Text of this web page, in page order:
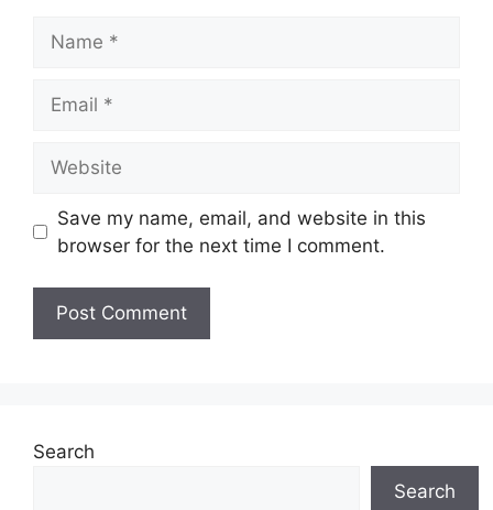
Save my name, email, and website in this
browser for the next time I comment.
Search
Search